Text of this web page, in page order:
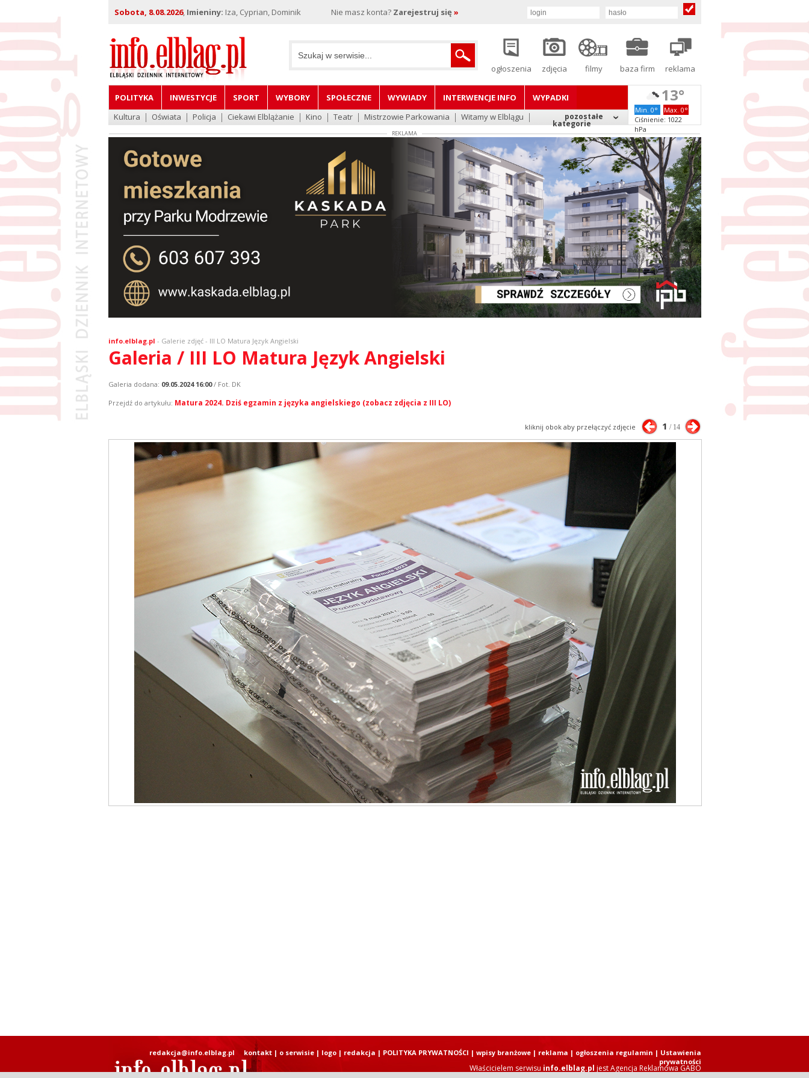
Sobota, 8.08.2026, Imieniny: Iza, Cyprian, Dominik Nie masz konta? Zarejestruj się »
ogłoszenia zdjęcia filmy baza firm reklama
POLITYKA INWESTYCJE SPORT WYBORY SPOŁECZNE WYWIADY INTERWENCJE INFO
WYPADKI
Kultura
Oświata Policja Ciekawi Elblążanie Kino Teatr Mistrzowie Parkowania Witamy w Elblągu pozostałe
kategorie
13°
Min. 0°
Max. 0°
Ciśnienie: 1022
hPa
REKLAMA
info.elblag.pl - Galerie zdjęć- III LO Matura Język Angielski
Galeria / III LO Matura Język Angielski
Galeria dodana: 09.05.2024 16:00/ Fot. DK
Przejdź do artykułu: Matura 2024. Dziś egzamin z języka angielskiego (zobacz zdjęcia z III LO)
kliknij obok aby przełączyć zdjęcie 1 / 14
Właścicielem serwisu info.elblag.pl jestAgencja Reklamowa GABO
redakcja@info.elblag.pl kontakt| o serwisie| logo| redakcja | POLITYKA PRYWATNOŚCI | wpisy branżowe| reklama | ogłoszenia regulamin | Ustawienia
prywatności